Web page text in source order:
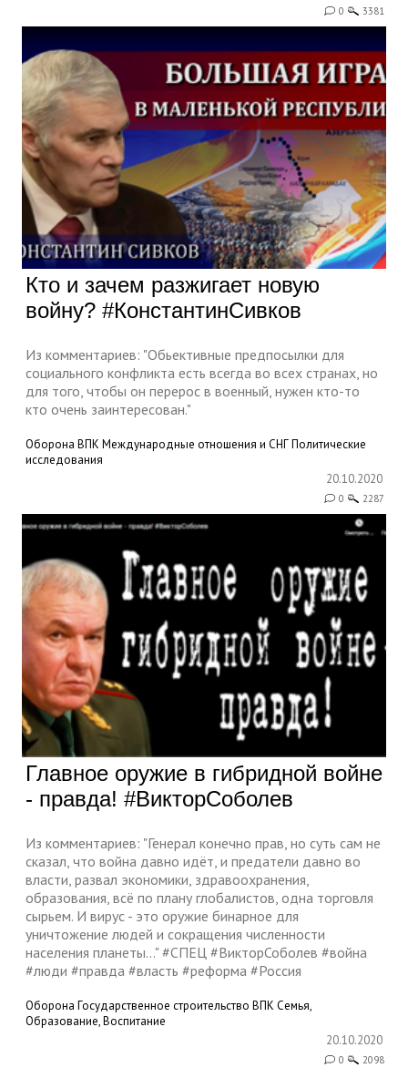
0 3381
Кто и зачем разжигает новую
войну? #КонстантинСивков
Из комментариев: "Oбьективные предпосылки для
социального конфликта есть всегда во всех странах, но
для того, чтобы он перерос в военный, нужен кто-то
кто очень заинтересован."
Оборона ВПК Международные отношения и СНГПолитические
исследования
20.10.2020
0 2287
Главное оружие в гибридной войне
- правда! #ВикторСоболев
Из комментариев: "Генерал конечно прав, но суть сам не
сказал, что война давно идёт, и предатели давно во
власти, развал экономики, здравоохранения,
образования, всё по плану глобалистов, одна торговля
сырьем. И вирус - это оружие бинарное для
уничтожение людей и сокращения численности
населения планеты..." #СПЕЦ #ВикторСоболев #война
#люди #правда #власть #реформа #Россия
Оборона Государственное строительство ВПК Семья,
Образование, Воспитание
20.10.2020
0 2098